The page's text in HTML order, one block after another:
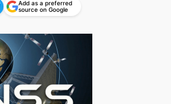
Add as a preferred
source on Google